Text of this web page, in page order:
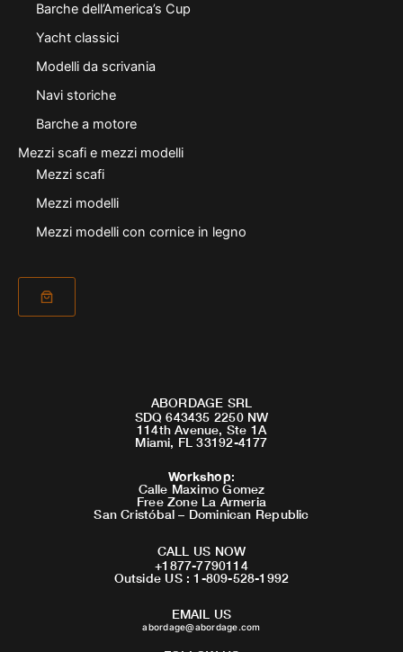
Barche dell’America’s Cup
Yacht classici
Modelli da scrivania
Navi storiche
Barche a motore
Mezzi scafi e mezzi modelli
Mezzi scafi
Mezzi modelli
Mezzi modelli con cornice in legno
ABORDAGE SRL
SDQ 643435 2250 NW
114th Avenue, Ste 1A
Miami, FL 33192-4177
Workshop:
Calle Maximo Gomez
Free Zone La Armeria
San Cristóbal – Dominican Republic
CALL US NOW
+1877-7790114
Outside US : 1-809-528-1992
EMAIL US
abordage@abordage.com